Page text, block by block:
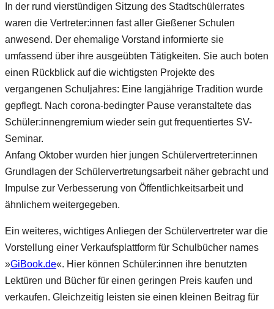
In der rund vierstündigen Sitzung des Stadtschülerrates
waren die Vertreter:innen fast aller Gießener Schulen
anwesend. Der ehemalige Vorstand informierte sie
umfassend über ihre ausgeübten Tätigkeiten. Sie auch boten
einen Rückblick auf die wichtigsten Projekte des
vergangenen Schuljahres: Eine langjährige Tradition wurde
gepflegt. Nach corona-bedingter Pause veranstaltete das
Schüler:innengremium wieder sein gut frequentiertes SV-
Seminar.
Anfang Oktober wurden hier jungen Schülervertreter:innen
Grundlagen der Schülervertretungsarbeit näher gebracht und
Impulse zur Verbesserung von Öffentlichkeitsarbeit und
ähnlichem weitergegeben.
Ein weiteres, wichtiges Anliegen der Schülervertreter war die
Vorstellung einer Verkaufsplattform für Schulbücher names
»GiBook.de«. Hier können Schüler:innen ihre benutzten
Lektüren und Bücher für einen geringen Preis kaufen und
verkaufen. Gleichzeitig leisten sie einen kleinen Beitrag für